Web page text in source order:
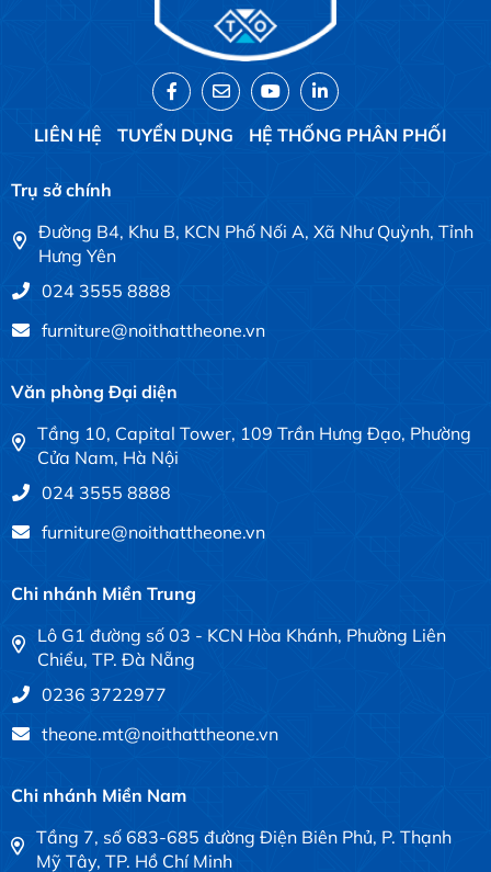
LIÊN HỆ TUYỂN DỤNG HỆ THỐNG PHÂN PHỐI
Trụ sở chính
Đường B4, Khu B, KCN Phố Nối A, Xã Như Quỳnh, Tỉnh
Hưng Yên
024 3555 8888
furniture@noithattheone.vn
Văn phòng Đại diện
Tầng 10, Capital Tower, 109 Trần Hưng Đạo, Phường
Cửa Nam, Hà Nội
024 3555 8888
furniture@noithattheone.vn
Chi nhánh Miền Trung
Lô G1 đường số 03 - KCN Hòa Khánh, Phường Liên
Chiểu, TP. Đà Nẵng
0236 3722977
theone.mt@noithattheone.vn
Chi nhánh Miền Nam
Tầng 7, số 683-685 đường Điện Biên Phủ, P. Thạnh
Mỹ Tây, TP. Hồ Chí Minh